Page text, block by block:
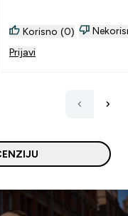
Korisno (0)
Prijavi